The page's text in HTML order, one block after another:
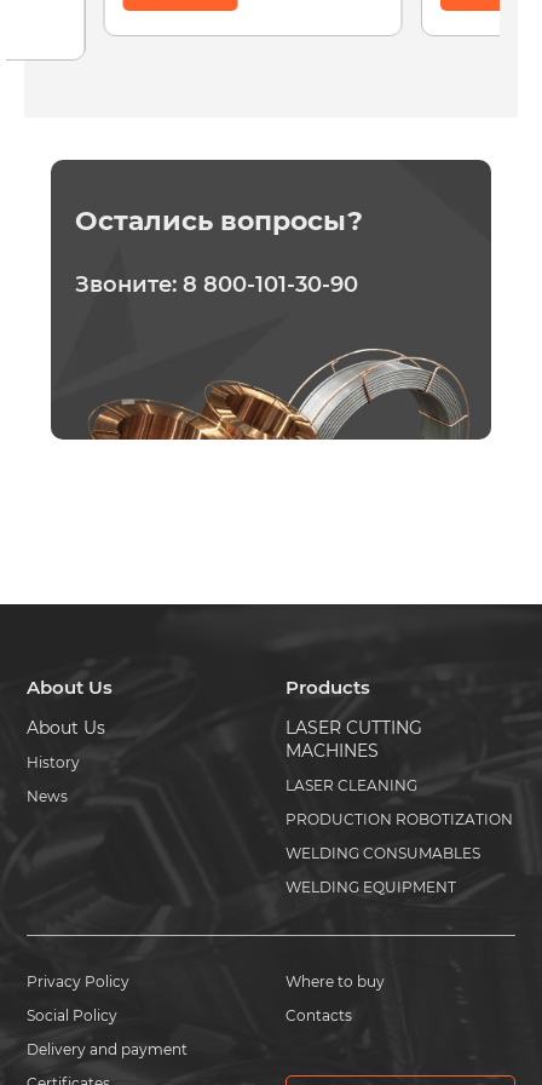
Остались вопросы?
Звоните:8 800-101-30-90
About Us
About Us
History
News
Products
LASER CUTTING
MACHINES
LASER CLEANING
PRODUCTION ROBOTIZATION
WELDING CONSUMABLES
WELDING EQUIPMENT
Privacy Policy
Social Policy
Delivery and payment
Where to buy
Contacts